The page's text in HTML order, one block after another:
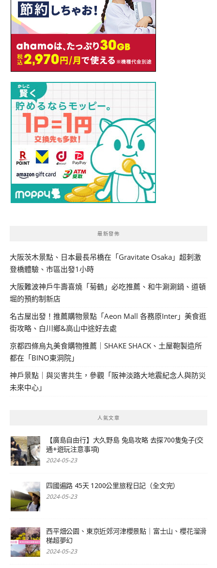
最新發佈
大阪茨木景點、日本最長吊橋在「Gravitate Osaka」超刺激
登橋體驗、市區出發1小時
大阪難波神戶牛壽喜燒「菊鶴」必吃推薦、和牛涮涮鍋、道頓
堀的預約制新店
名古屋出發！推薦購物景點「Aeon Mall 各務原Inter」美食逛
街攻略、白川鄉&高山中途好去處
京都四條烏丸美食購物推薦｜SHAKE SHACK、土屋鞄製造所
都在「BINO東洞院」
神戶景點｜與災害共生，參觀「阪神淡路大地震紀念人與防災
未來中心」
人氣文章
【廣島自由行】大久野島 兔島攻略 去探700隻兔子(交
通+遊玩注意事項)
2024-05-23
四國遍路 45天 1200公里旅程日記（全文完）
2024-05-23
西平畑公園、東京近郊河津櫻景點｜富士山、櫻花溜滑
梯超夢幻
2024-05-23